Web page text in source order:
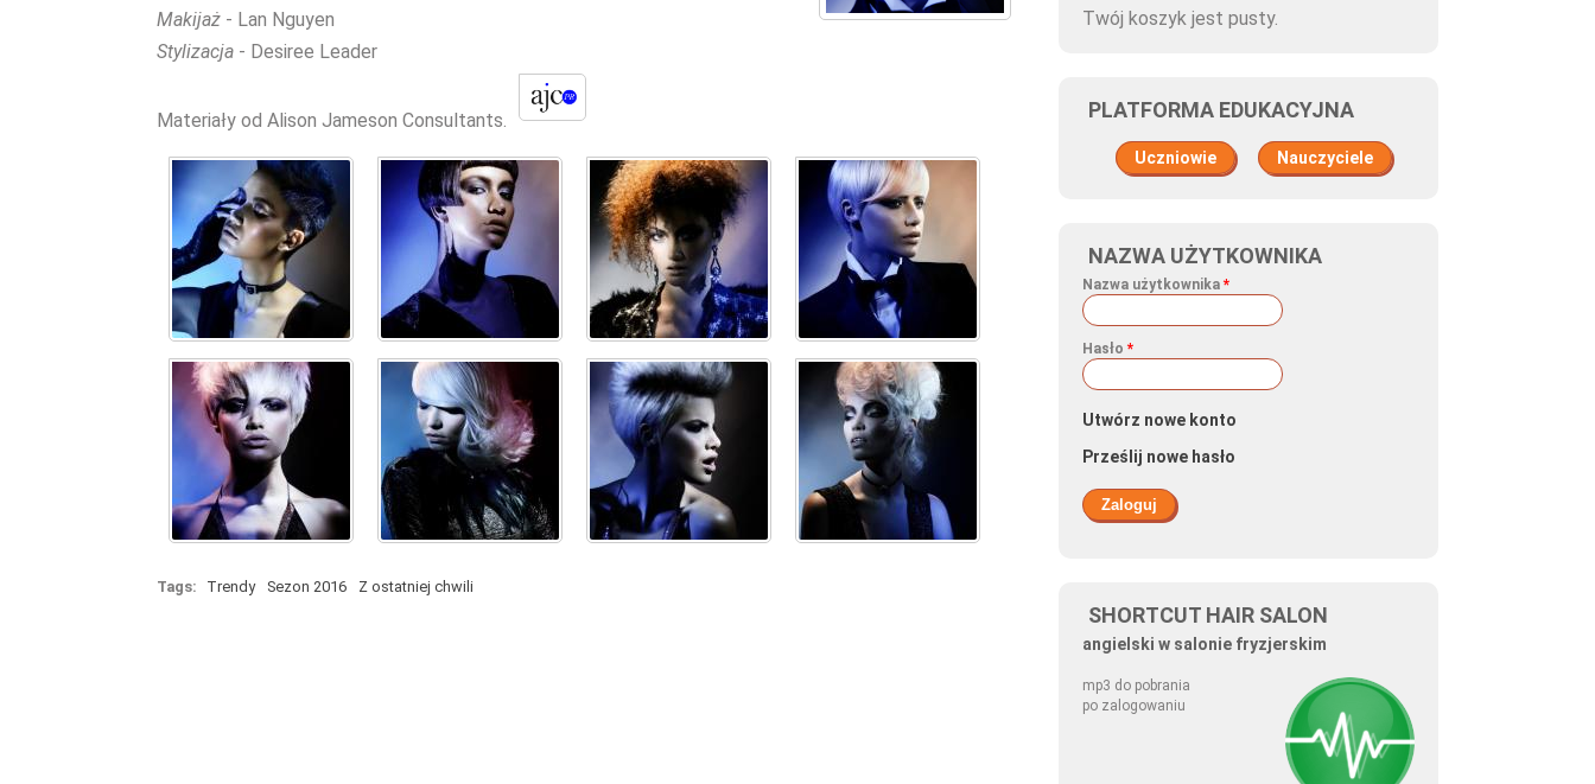
Twój koszyk jest pusty.
PLATFORMA EDUKACYJNA
Uczniowie Nauczyciele
NAZWA UŻYTKOWNIKA
Nazwa użytkownika *
Hasło *
Utwórz nowe konto
Prześlij nowe hasło
SHORTCUT HAIR SALON
angielski w salonie fryzjerskim
mp3 do pobrania
po zalogowaniu
Makijaż - Lan Nguyen
Stylizacja - Desiree Leader
Materiały od Alison Jameson Consultants.
Tags: Trendy Sezon 2016 Z ostatniej chwili